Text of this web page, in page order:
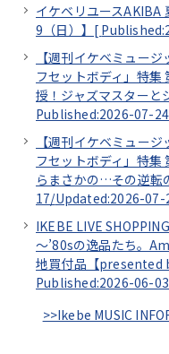
イケベリユースAKIBA
9（日）】[
【週刊イケベミュー
フセットボディ」特集
授！ジャズマスターと
Published:2026-07-24
【週刊イケベミュー
フセットボディ」特集
らまさかの…その逆転
17/Updated:2026-07-
IKEBE LIVE
～’80sの逸品たち。
地買付品【presented
Published:2026-06-03
>>Ikebe MUSIC